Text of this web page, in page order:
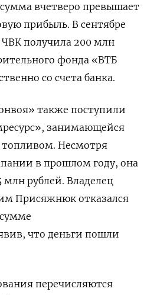
вчетверо превышает
прибыль. В сентябре
ЧВК получила 200 млн
фонда «ВТБ
со счета банка.
также поступили
занимающейся
Несмотря
в прошлом году, она
рублей. Владелец
Присяжнюк отказался
что деньги пошли
перечисляются